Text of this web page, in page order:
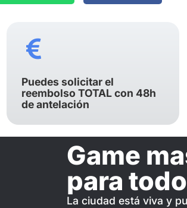
Puedes solicitar el
reembolso TOTAL con 48h
de antelación
Game
para
La ciudad está viva y